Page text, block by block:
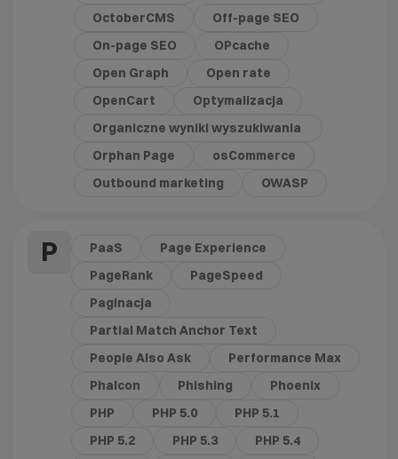
OctoberCMS
Off-page SEO
On-page SEO
OPcache
Open Graph
Open rate
OpenCart
Optymalizacja
Organiczne wyniki wyszukiwania
Orphan Page
osCommerce
Outbound marketing
OWASP
P PaaS
Page Experience
PageRank
PageSpeed
Paginacja
Partial Match Anchor Text
People Also Ask
Performance Max
Phalcon
Phishing
Phoenix
PHP
PHP 5.0
PHP 5.1
PHP 5.2
PHP 5.3
PHP 5.4